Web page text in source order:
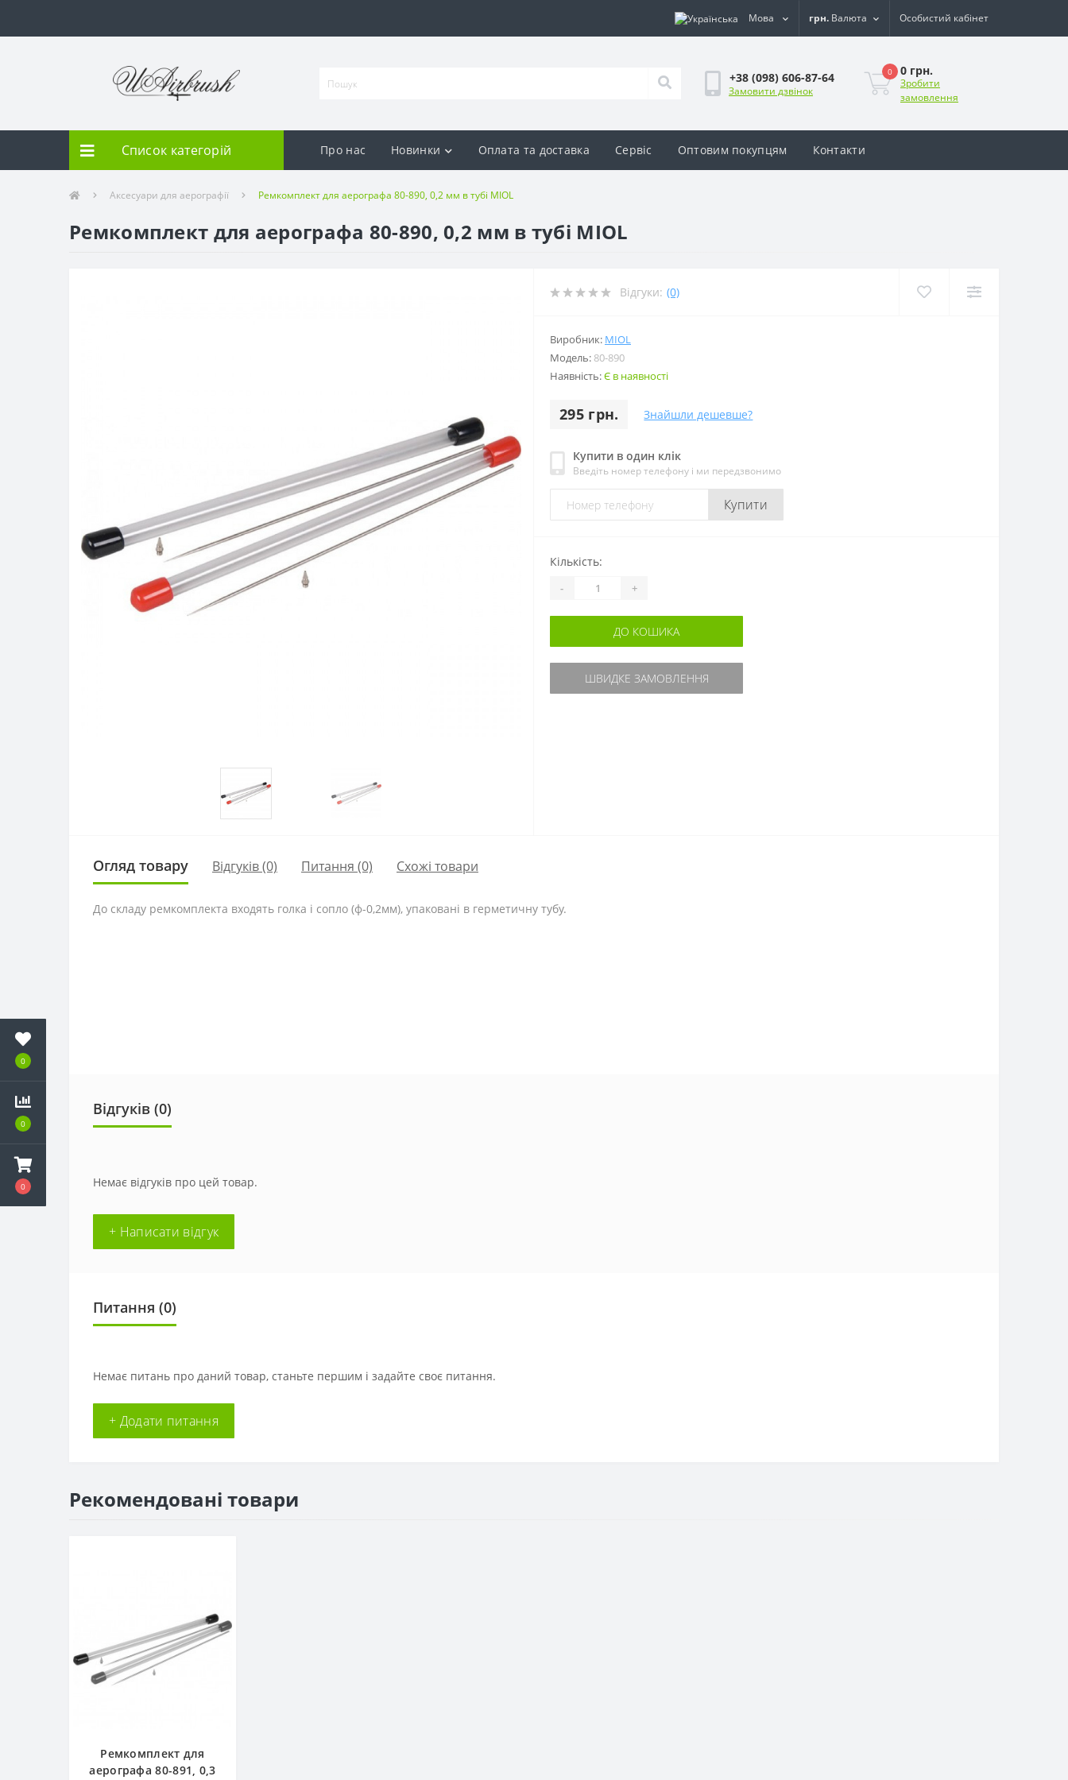
0
0
0
Мова грн. Валюта Особистий кабінет
+38 (098) 606-87-64
Замовити дзвінок
0 0 грн.
Зробити
замовлення
Список категорій Про нас Новинки Оплата та доставка Сервіс Оптовим покупцям Контакти
Аксесуари для аерографії Ремкомплект для аерографа 80-890, 0,2 мм в тубі MIOL
Ремкомплект для аерографа 80-890, 0,2 мм в тубі MIOL
Відгуки: (0)
Виробник: MIOL
Модель: 80-890
Наявність:Є в наявності
295 грн. Знайшли дешевше?
Купити в один клік
Введіть номер телефону і ми передзвонимо
Купити
Кількість:
- +
ДО КОШИКА
ШВИДКЕ ЗАМОВЛЕННЯ
Огляд товару Відгуків (0) Питання (0) Схожі товари
До складу ремкомплекта входять голка і сопло (ф-0,2мм), упаковані в герметичну тубу.
Відгуків (0)
Немає відгуків про цей товар.
+ Написати відгук
Питання (0)
Немає питань про даний товар, станьте першим і задайте своє питання.
+ Додати питання
Рекомендовані товари
Ремкомплект для
аерографа 80-891, 0,3